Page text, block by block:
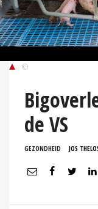
©
de VS
GEZONDHEID JOS